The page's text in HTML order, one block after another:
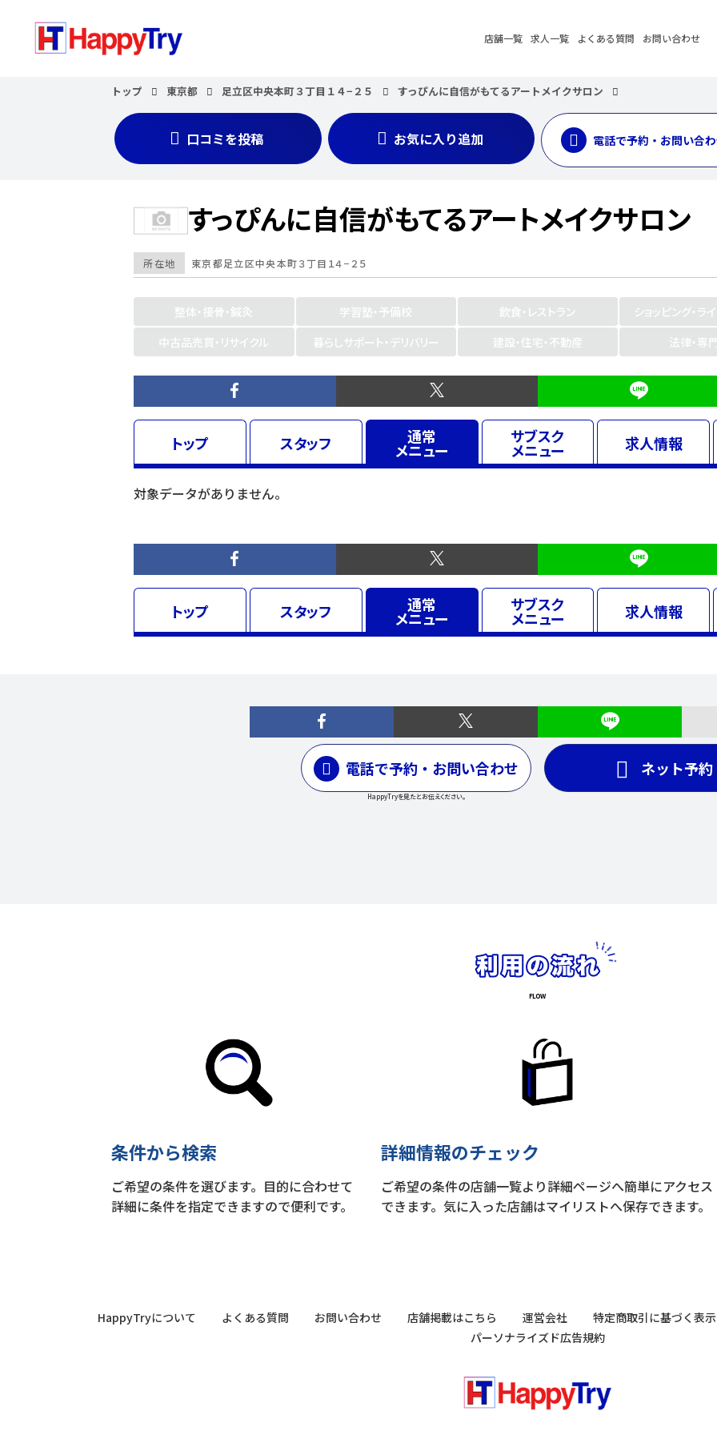
店舗一覧 求人一覧 よくある質問 お問い合わせ
トップ 東京都 足立区中央本町３丁目１４−２５ すっぴんに自信がもてるアートメイクサロン
電話で予約・お問い合
口コミを投稿 お気に入り追加
すっぴんに自信がもてるアートメイクサロン
所在地 東京都足立区中央本町３丁目１４−２５
整体・接骨・鍼灸 学習塾・予備校 飲食・レストラン
ショッピング・ラ
中古品売買・リサイクル
暮らしサポート・デリバリー 建設・住宅・不動産 法律・専
トップ スタッフ 通常
メニュー
サブスク
メニュー 求人情報
対象データがありません。
トップ スタッフ 通常
メニュー
サブスク
メニュー 求人情報
ネット予約
電話で予約・お問い合わせ
HappyTryを見たとお伝えください。
条件から検索
ご希望の条件を選びます。目的に合わせて
詳細に条件を指定できますので便利です。
詳細情報のチェック
ご希望の条件の店舗一覧より詳細ページへ簡単にアクセス
できます。気に入った店舗はマイリストへ保存できます。
HappyTryについて よくある質問 お問い合わせ 店舗掲載はこちら 運営会社
特定商取引に基づく表示
パーソナライズド広告規約